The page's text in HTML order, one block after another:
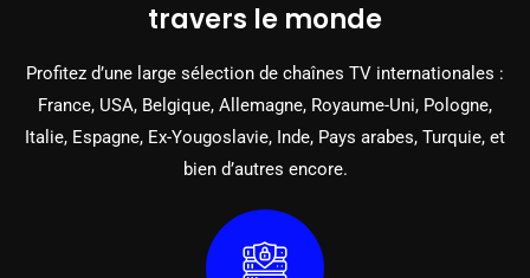
travers le monde
Profitez d’une large sélection de chaînes TV internationales :
France, USA, Belgique, Allemagne, Royaume-Uni, Pologne,
Italie, Espagne, Ex-Yougoslavie, Inde, Pays arabes, Turquie, et
bien d’autres encore.